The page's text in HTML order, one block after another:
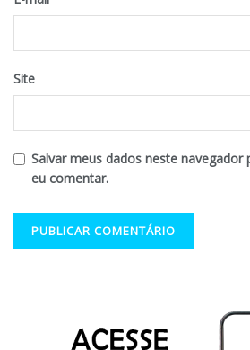
Site
Salvar meus dados neste navegador
eu comentar.